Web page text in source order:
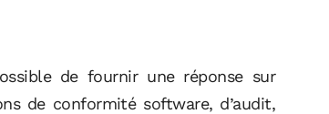
de fournir une réponse sur
de conformité software, d’audit,